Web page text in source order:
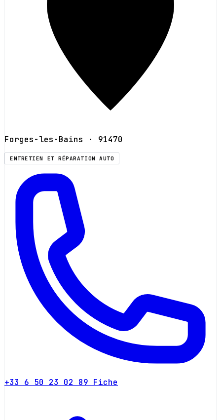
Forges-les-Bains · 91470
ENTRETIEN ET RÉPARATION AUTO
+33 6 50 23 02 89 Fiche